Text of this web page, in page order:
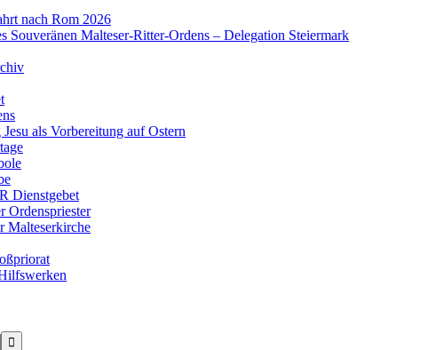
nach Rom 2026
Souveränen Malteser-Ritter-Ordens – Delegation Steiermark
als Vorbereitung auf Ostern
Dienstgebet
Ordenspriester
Malteserkirche